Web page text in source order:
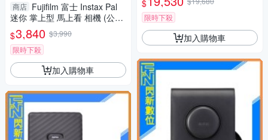
商店 Fujifilm 富士 Instax Pal
迷你 掌上型 馬上看 相機 (公司
貨) 寶石黑
$3,840 $3,990
限時下殺
加入購物車
$
限時下殺
加入購物車